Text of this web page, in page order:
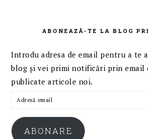
ABONEAZĂ-TE LA BLOG
Introdu adresa de email pentru a te
blog și vei primi notificări prin email
publicate articole noi.
Adresă
ABONARE